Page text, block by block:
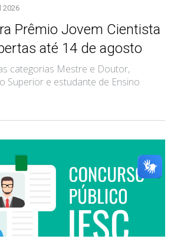
2026
Prêmio Jovem Cientista
até 14 de agosto
categorias Mestre e Doutor,
Superior e estudante de Ensino